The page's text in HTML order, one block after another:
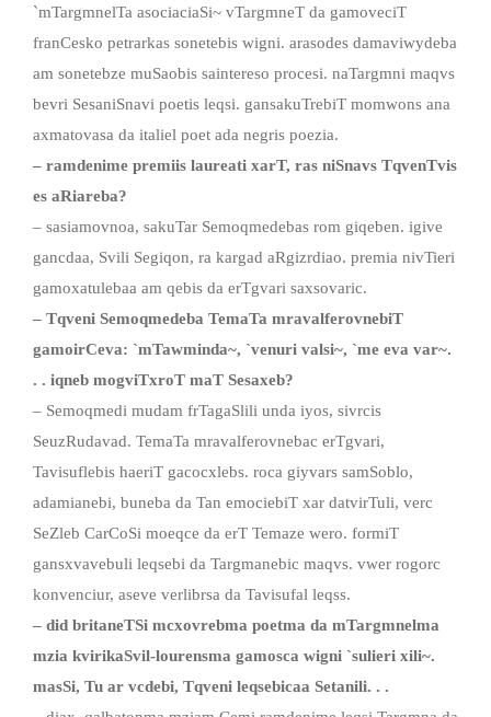
`mTargmnelTa asociaciaSi~ vTargmneT da gamoveciT
franCesko petrarkas sonetebis wigni. arasodes damaviwydeba
am sonetebze muSaobis saintereso procesi. naTargmni maqvs
bevri SesaniSnavi poetis leqsi. gansakuTrebiT momwons ana
axmatovasa da italiel poet ada negris poezia.
– ramdenime premiis laureati xarT, ras niSnavs TqvenTvis
es aRiareba?
– sasiamovnoa, sakuTar Semoqmedebas rom giqeben. igive
gancdaa, Svili Segiqon, ra kargad aRgizrdiao. premia nivTieri
gamoxatulebaa am qebis da erTgvari saxsovaric.
– Tqveni Semoqmedeba TemaTa mravalferovnebiT
gamoirCeva: `mTawminda~, `venuri valsi~, `me eva var~.
. . iqneb mogviTxroT maT Sesaxeb?
– Semoqmedi mudam frTagaSlili unda iyos, sivrcis
SeuzRudavad. TemaTa mravalferovnebac erTgvari,
Tavisuflebis haeriT gacocxlebs. roca giyvars samSoblo,
adamianebi, buneba da Tan emociebiT xar datvirTuli, verc
SeZleb CarCoSi moeqce da erT Temaze wero. formiT
gansxvavebuli leqsebi da Targmanebic maqvs. vwer rogorc
konvenciur, aseve verlibrsa da Tavisufal leqss.
– did britaneTSi mcxovrebma poetma da mTargmnelma
mzia kvirikaSvil-lourensma gamosca wigni `sulieri xili~.
masSi, Tu ar vcdebi, Tqveni leqsebicaa Setanili. . .